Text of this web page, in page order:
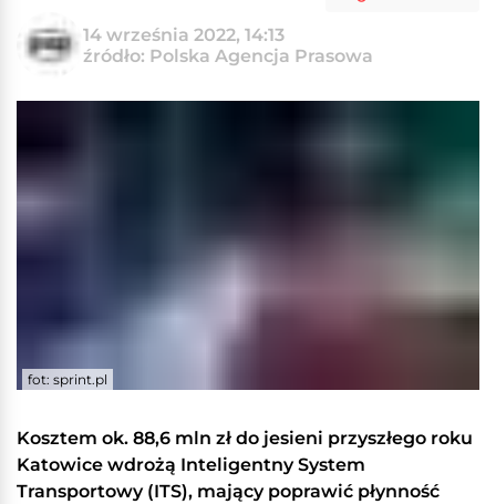
14 września 2022, 14:13
źródło: Polska Agencja Prasowa
fot: sprint.pl
Kosztem ok. 88,6 mln zł do jesieni przyszłego roku
Katowice wdrożą Inteligentny System
Transportowy (ITS), mający poprawić płynność